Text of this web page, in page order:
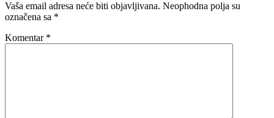
Vaša email adresa neće biti objavljivana. Neophodna polja su
označena sa *
Komentar *